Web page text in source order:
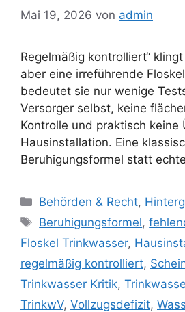
Mai 19, 2026 von admin
Regelmäßig kontrolliert“
aber eine irreführende
bedeutet sie nur wenige
Versorger selbst, keine
Kontrolle und praktisch keine
Hausinstallation. Eine
Beruhigungsformel statt
Kategorien
Behörden & Recht,
Schlagwörter
Beruhigungsformel,
Floskel Trinkwasser,
regelmäßig kontrolliert,
Trinkwasser Kritik,
TrinkwV, Vollzugsdefizit,